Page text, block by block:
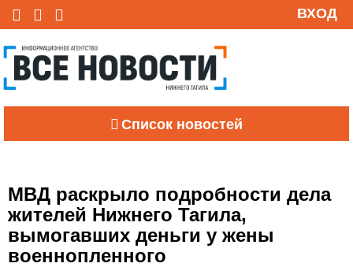
ВХОД
Список новостей
МВД раскрыло подробности дела
жителей Нижнего Тагила,
вымогавших деньги у жены
военнопленного